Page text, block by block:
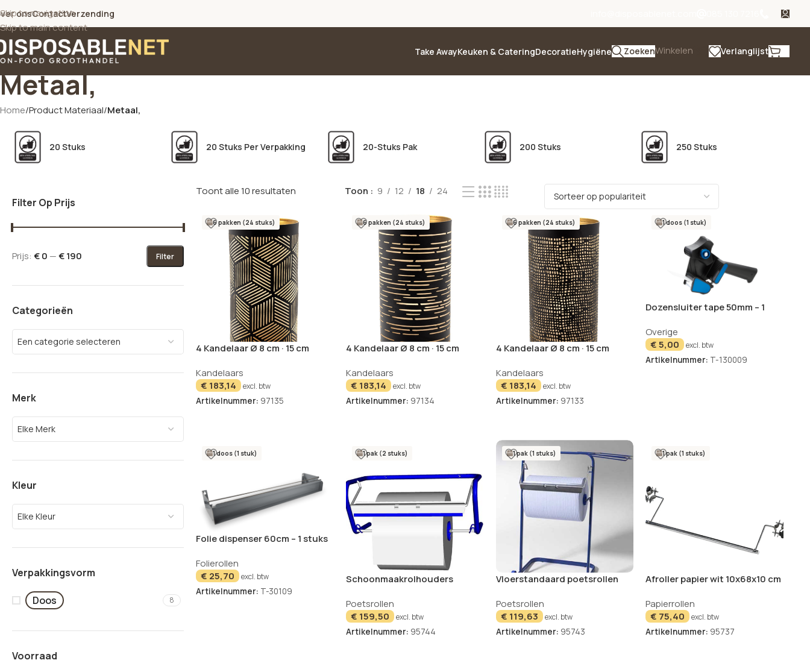
Skip to navigation
Skip to main content
onsContactVerzending
Take AwayKeuken & CateringDecoratieHygiëne ZoekenWinkelen Verlanglijst
Metaal,
Home/Product Materiaal/Metaal,
20 Stuks 20 Stuks Per Verpakking 20-Stuks Pak 200 Stuks 250 Stuks
Filter Op Prijs
Filter
Prijs: € 0 —€ 190
Categorieën
Een categorie selecteren
Merk
Elke Merk
Kleur
Elke Kleur
Verpakkingsvorm
Doos 8
Voorraad
Toont alle 10 resultaten Toon 9 12 18 24
6 pakken (24 stuks)
4 Kandelaar Ø 8 cm · 15 cm
Kandelaars
€ 183,14 excl. btw
Artikelnummer: 97135
6 pakken (24 stuks)
4 Kandelaar Ø 8 cm · 15 cm
Kandelaars
€ 183,14 excl. btw
Artikelnummer: 97134
6 pakken (24 stuks)
4 Kandelaar Ø 8 cm · 15 cm
Kandelaars
€ 183,14 excl. btw
Artikelnummer: 97133
1 doos (1 stuk)
Dozensluiter tape 50mm – 1
Overige
€5,00 excl. btw
Artikelnummer: T-130009
1 doos (1 stuk)
Folie dispenser 60cm – 1 stuks
Folierollen
€ 25,70 excl. btw
Artikelnummer: T-30109
1 pak (2 stuks)
Schoonmaakrolhouders
Poetsrollen
€ 159,50 excl. btw
Artikelnummer: 95744
1 pak (1 stuks)
Vloerstandaard poetsrollen
Poetsrollen
€ 119,63 excl. btw
Artikelnummer: 95743
1 pak (1 stuks)
Afroller papier wit 10x68x10 cm
Papierrollen
€ 75,40 excl. btw
Artikelnummer: 95737